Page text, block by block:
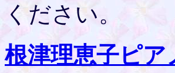
ください。
根津理恵子ピ